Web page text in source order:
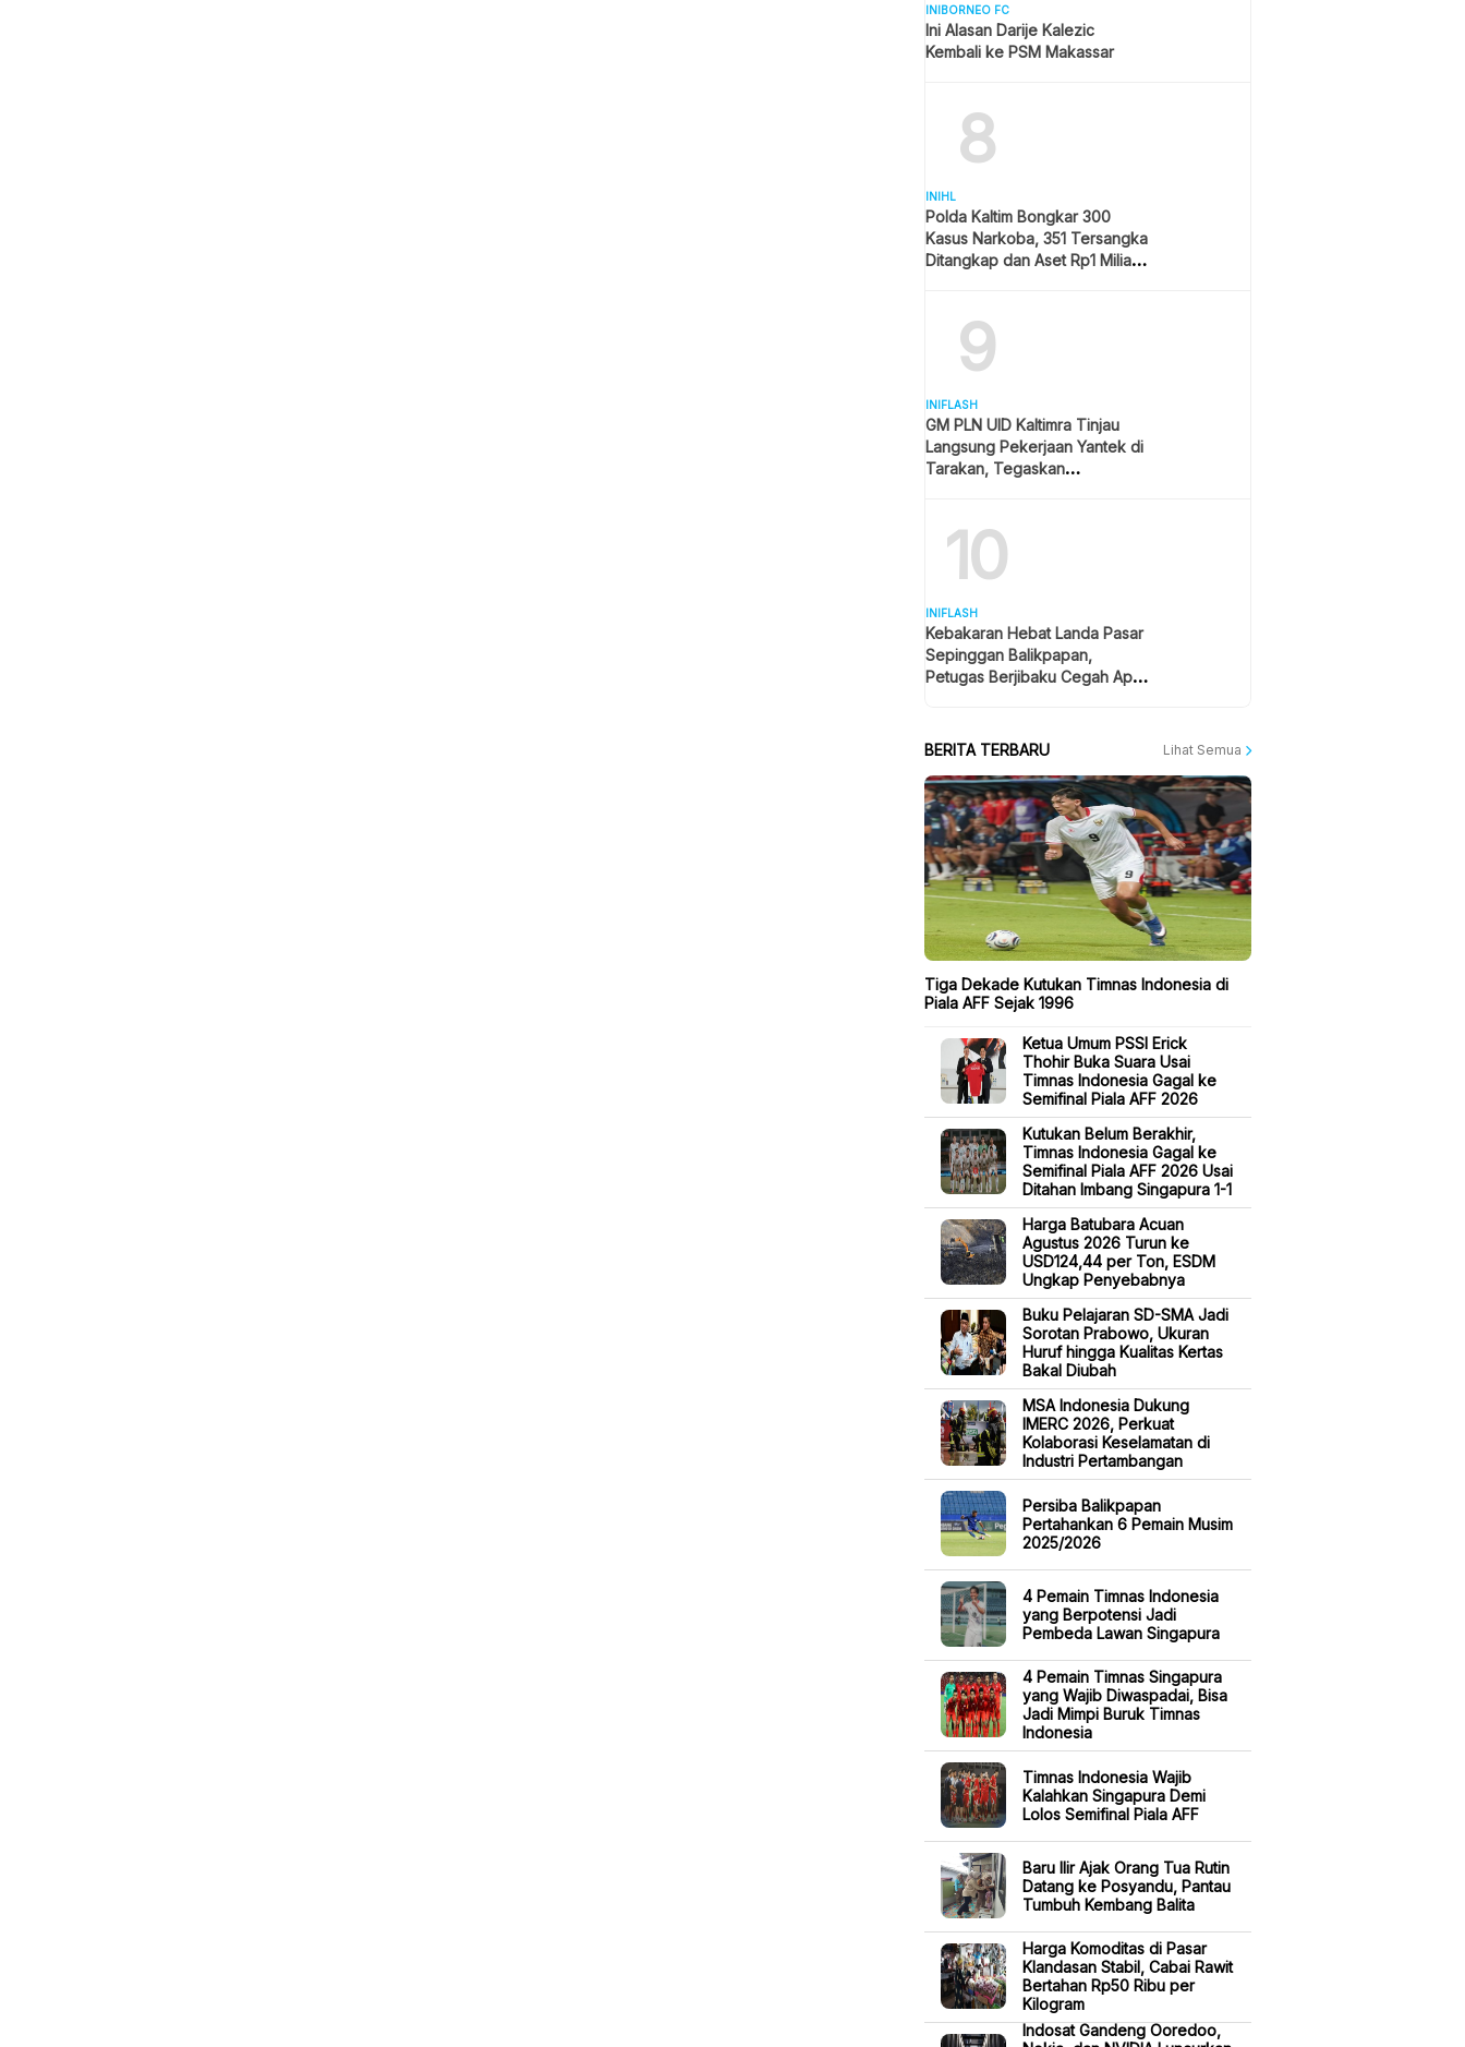
INIBORNEO FC
Ini Alasan Darije Kalezic
Kembali ke PSM Makassar
8
INIHL
Polda Kaltim Bongkar 300
Kasus Narkoba, 351 Tersangka
Ditangkap dan Aset Rp1 Miliar
9
INIFLASH
GM PLN UID Kaltimra Tinjau
Langsung Pekerjaan Yantek di
Tarakan, Tegaskan
10
INIFLASH
Kebakaran Hebat Landa Pasar
Sepinggan Balikpapan,
Petugas Berjibaku Cegah Api
BERITA TERBARU Lihat Semua
Tiga Dekade Kutukan Timnas Indonesia di
Piala AFF Sejak 1996
Ketua Umum PSSI Erick
Thohir Buka Suara Usai
Timnas Indonesia Gagal ke
Semifinal Piala AFF 2026
Kutukan Belum Berakhir,
Timnas Indonesia Gagal ke
Semifinal Piala AFF 2026 Usai
Ditahan Imbang Singapura 1-1
Harga Batubara Acuan
Agustus 2026 Turun ke
USD124,44 per Ton, ESDM
Ungkap Penyebabnya
Buku Pelajaran SD-SMA Jadi
Sorotan Prabowo, Ukuran
Huruf hingga Kualitas Kertas
Bakal Diubah
MSA Indonesia Dukung
IMERC 2026, Perkuat
Kolaborasi Keselamatan di
Industri Pertambangan
Persiba Balikpapan
Pertahankan 6 Pemain Musim
2025/2026
4 Pemain Timnas Indonesia
yang Berpotensi Jadi
Pembeda Lawan Singapura
4 Pemain Timnas Singapura
yang Wajib Diwaspadai, Bisa
Jadi Mimpi Buruk Timnas
Indonesia
Timnas Indonesia Wajib
Kalahkan Singapura Demi
Lolos Semifinal Piala AFF
Baru Ilir Ajak Orang Tua Rutin
Datang ke Posyandu, Pantau
Tumbuh Kembang Balita
Harga Komoditas di Pasar
Klandasan Stabil, Cabai Rawit
Bertahan Rp50 Ribu per
Kilogram
Indosat Gandeng Ooredoo,